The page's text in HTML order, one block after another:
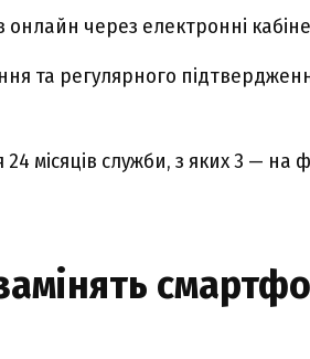
через електронні
та регулярного
місяців служби, з яких 3 — на